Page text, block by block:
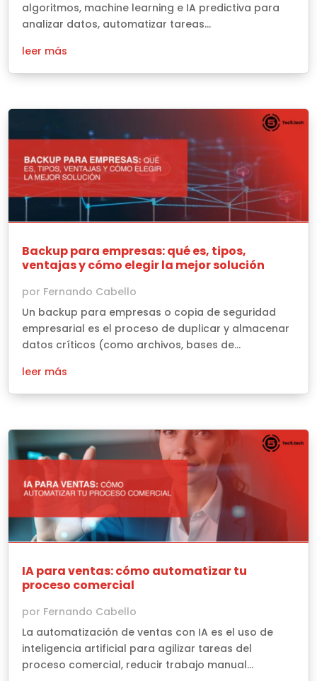
algoritmos, machine learning e IA predictiva para
analizar datos, automatizar tareas...
leer más
Backup para empresas: qué es, tipos,
ventajas y cómo elegir la mejor solución
por Fernando Cabello
Un backup para empresas o copia de seguridad
empresarial es el proceso de duplicar y almacenar
datos críticos (como archivos, bases de...
leer más
IA para ventas: cómo automatizar tu
proceso comercial
por Fernando Cabello
La automatización de ventas con IA es el uso de
inteligencia artificial para agilizar tareas del
proceso comercial, reducir trabajo manual...